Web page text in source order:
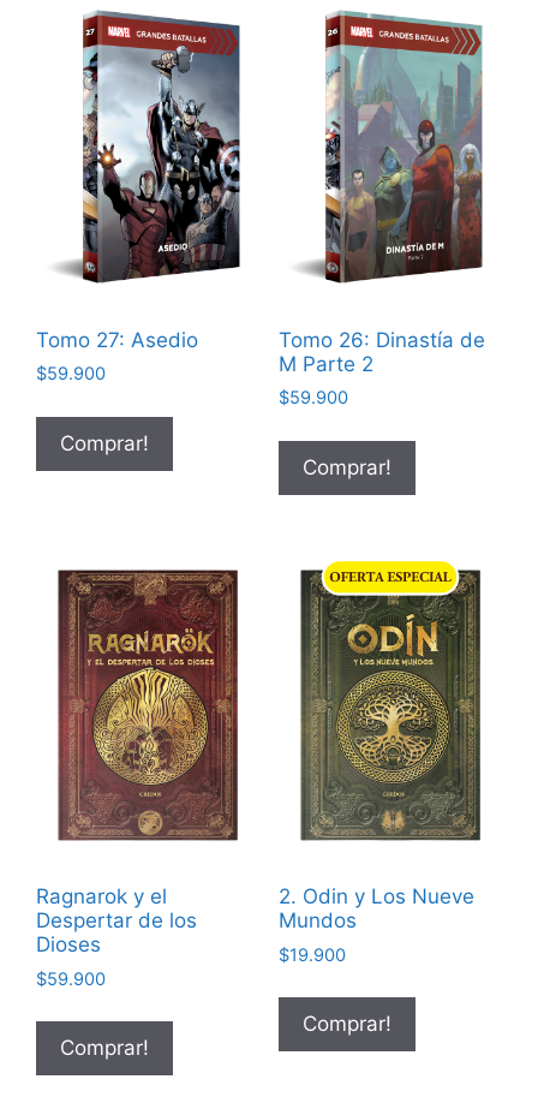
Tomo 27: Asedio
$59.900
Comprar!
Tomo 26: Dinastía de
M Parte 2
$59.900
Comprar!
Ragnarok y el
Despertar de los
Dioses
$59.900
Comprar!
2. Odin y Los Nueve
Mundos
$19.900
Comprar!